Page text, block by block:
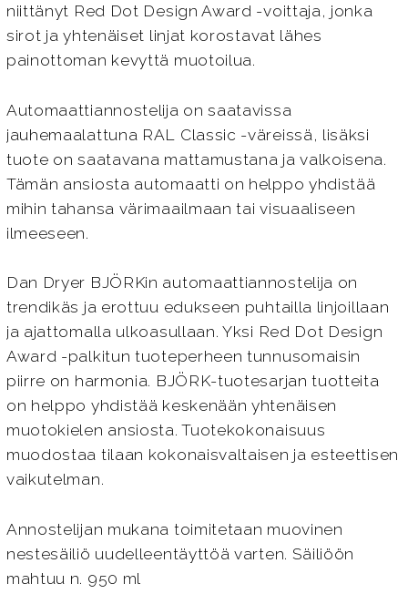
niittänyt Red Dot Design Award -voittaja, jonka
sirot ja yhtenäiset linjat korostavat lähes
painottoman kevyttä muotoilua.
Automaattiannostelija on saatavissa
jauhemaalattuna RAL Classic -väreissä, lisäksi
tuote on saatavana mattamustana ja valkoisena.
Tämän ansiosta automaatti on helppo yhdistää
mihin tahansa värimaailmaan tai visuaaliseen
ilmeeseen.
Dan Dryer BJÖRKin automaattiannostelija on
trendikäs ja erottuu edukseen puhtailla linjoillaan
ja ajattomalla ulkoasullaan. Yksi Red Dot Design
Award -palkitun tuoteperheen tunnusomaisin
piirre on harmonia. BJÖRK-tuotesarjan tuotteita
on helppo yhdistää keskenään yhtenäisen
muotokielen ansiosta. Tuotekokonaisuus
muodostaa tilaan kokonaisvaltaisen ja esteettisen
vaikutelman.
Annostelijan mukana toimitetaan muovinen
nestesäiliö uudelleentäyttöä varten. Säiliöön
mahtuu n. 950 ml